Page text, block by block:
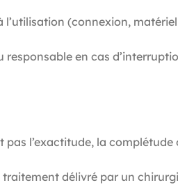
(connexion,
en cas
l’exactitude, la
délivré par un